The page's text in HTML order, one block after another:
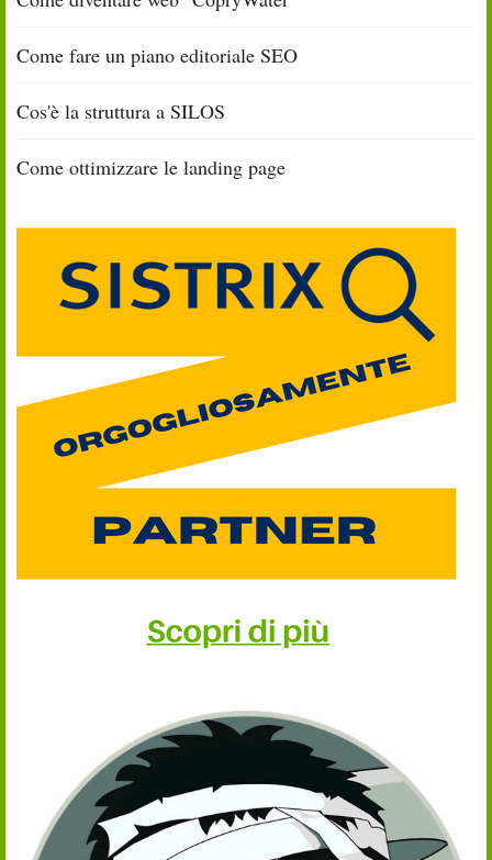
Come fare un piano editoriale SEO
Cos'è la struttura a SILOS
Come ottimizzare le landing page